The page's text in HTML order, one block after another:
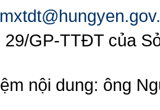
29/GP-TTĐT của
nội dung: ông